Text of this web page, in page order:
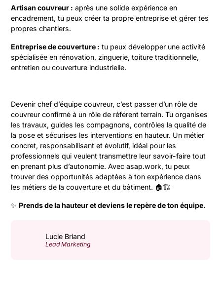
Artisan couvreur : après une solide expérience en
encadrement, tu peux créer ta propre entreprise et gérer tes
propres chantiers.
Entreprise de couverture : tu peux développer une activité
spécialisée en rénovation, zinguerie, toiture traditionnelle,
entretien ou couverture industrielle.
Devenir chef d’équipe couvreur, c’est passer d’un rôle de
couvreur confirmé à un rôle de référent terrain. Tu organises
les travaux, guides les compagnons, contrôles la qualité de
la pose et sécurises les interventions en hauteur. Un métier
concret, responsabilisant et évolutif, idéal pour les
professionnels qui veulent transmettre leur savoir-faire tout
en prenant plus d’autonomie. Avec asap.work, tu peux
trouver des opportunités adaptées à ton expérience dans
les métiers de la couverture et du bâtiment. 🏠🏗️
✨ Prends de la hauteur et deviens le repère de ton équipe.
Lucie Briand
Lead Marketing